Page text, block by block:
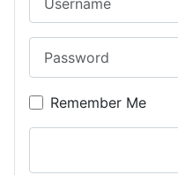
Remember Me